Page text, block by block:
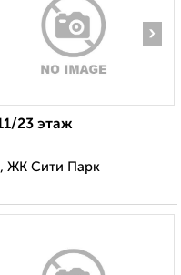
›
23 этаж
ЖК Сити Парк